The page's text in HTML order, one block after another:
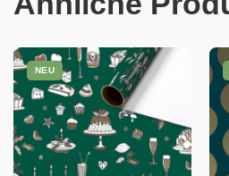
NEU